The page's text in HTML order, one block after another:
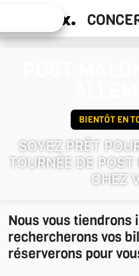
BIENTÔT EN
SOYEZ PRÊT
TOURNÉE DE
CHEZ
Nous vous tiendrons informés | Nous
rechercherons vos
réserverons pour